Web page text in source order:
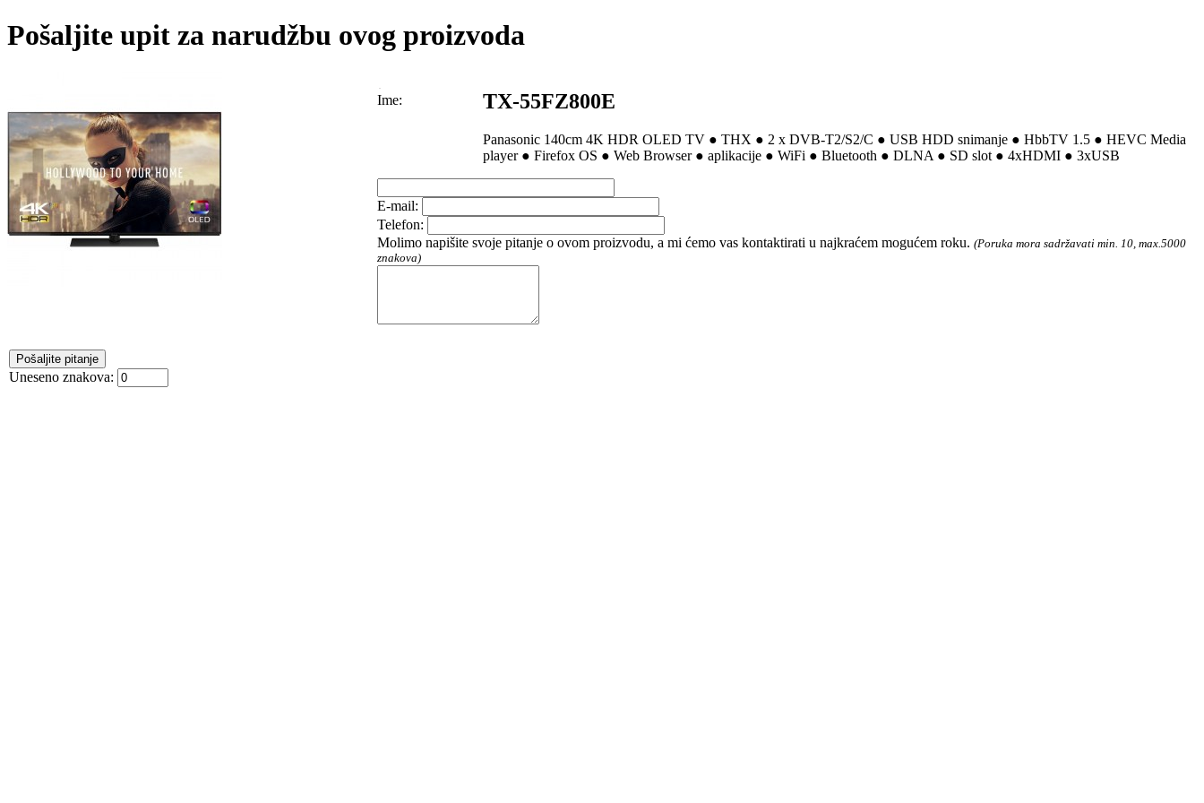
Pošaljite upit za narudžbu ovog proizvoda
TX-55FZ800E
Panasonic 140cm 4K HDR OLED TV ● THX ● 2 x DVB-T2/S2/C ● USB HDD snimanje ● HbbTV 1.5 ● HEVC Media
player ● Firefox OS ● Web Browser ● aplikacije ● WiFi ● Bluetooth ● DLNA ● SD slot ● 4xHDMI ● 3xUSB
Ime:
E-mail:
Telefon:
Molimo napišite svoje pitanje o ovom proizvodu, a mi ćemo vas kontaktirati u najkraćem mogućem roku.(Poruka mora sadržavati min. 10, max.5000
znakova)
Uneseno znakova: